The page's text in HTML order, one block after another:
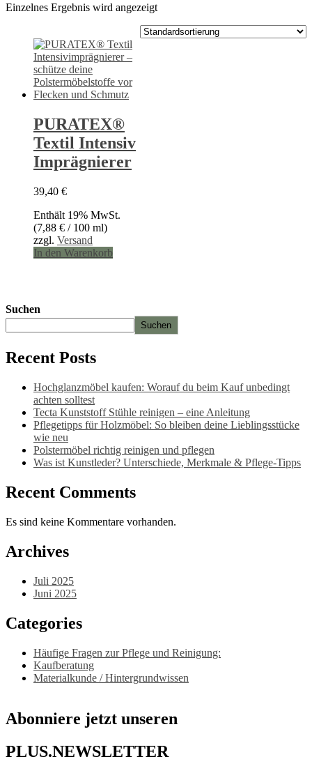
Einzelnes Ergebnis wird angezeigt
PURATEX®
Textil Intensiv
Imprägnierer
39,40 €
Enthält 19% MwSt.
(7,88 € / 100 ml)
zzgl. Versand
In den Warenkorb
Suchen
Suchen
Recent Posts
Hochglanzmöbel kaufen: Worauf du beim Kauf unbedingt
achten solltest
Tecta Kunststoff Stühle reinigen – eine Anleitung
Pflegetipps für Holzmöbel: So bleiben deine Lieblingsstücke
wie neu​
Polstermöbel richtig reinigen und pflegen
Was ist Kunstleder? Unterschiede, Merkmale & Pflege-Tipps
Recent Comments
Es sind keine Kommentare vorhanden.
Archives
Juli 2025
Juni 2025
Categories
Häufige Fragen zur Pflege und Reinigung:
Kaufberatung
Materialkunde / Hintergrundwissen
Abonniere jetzt unseren
PLUS.NEWSLETTER